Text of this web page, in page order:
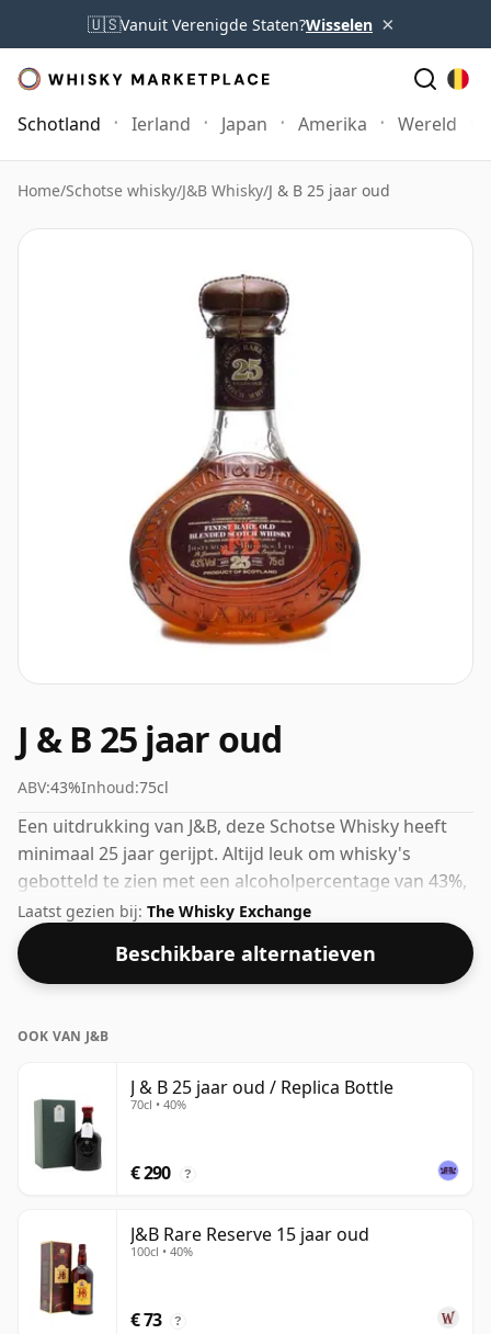
🇺🇸Vanuit Verenigde Staten?Wisselen ×
Schotland Ierland Japan Amerika Wereld
Home/Schotse whisky/J&B Whisky/J & B 25 jaar oud
J & B 25 jaar oud
ABV:43%Inhoud:75cl
Een uitdrukking van J&B, deze Schotse Whisky heeft
minimaal 25 jaar gerijpt. Altijd leuk om whisky's
gebotteld te zien met een alcoholpercentage van 43%,
deze wordt geleverd in de normale maat van 75cl.
Laatst gezien bij: The Whisky Exchange
Beschikbare alternatieven
OOK VAN J&B
J & B 25 jaar oud / Replica Bottle
70cl • 40%
€ 290 ?
J&B Rare Reserve 15 jaar oud
100cl • 40%
€ 73 ?